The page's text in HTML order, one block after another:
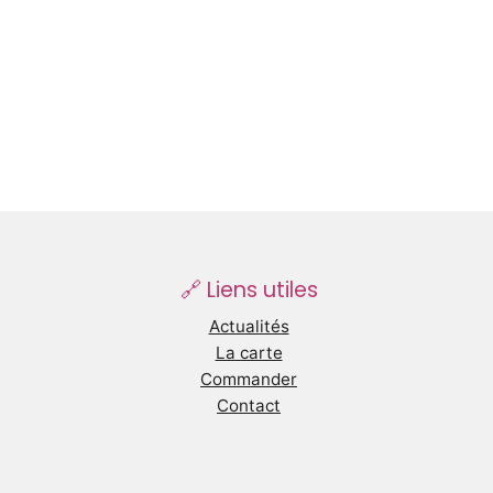
🔗 Liens utiles
Actualités
La carte
Commander
Contact